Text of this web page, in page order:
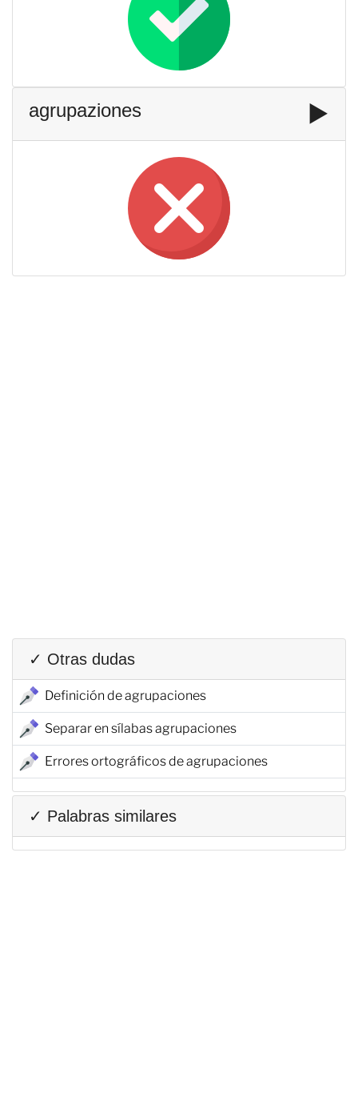
agrupaziones ▶️
✓ Otras dudas
Definición de agrupaciones
Separar en sílabas agrupaciones
Errores ortográficos de agrupaciones
✓ Palabras similares